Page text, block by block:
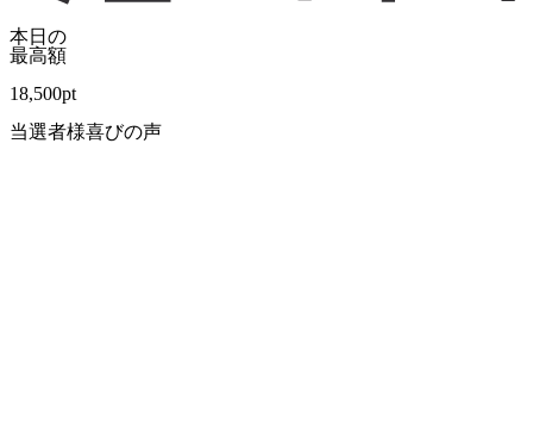
本日の
最高額
18,500pt
当選者様喜びの声